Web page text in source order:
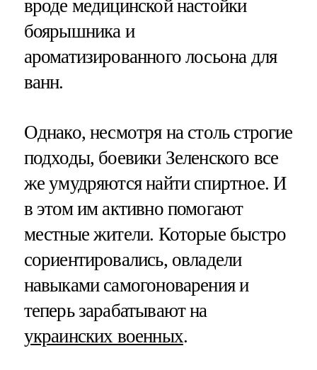
вроде медицинской настойки
боярышника и
ароматизированного лосьона для
ванн.
Однако, несмотря на столь строгие
подходы, боевики Зеленского все
же умудряются найти спиртное. И
в этом им активно помогают
местные жители. Которые быстро
сориентировались, овладели
навыками самогоноварения и
теперь зарабатывают на
украинских военных.